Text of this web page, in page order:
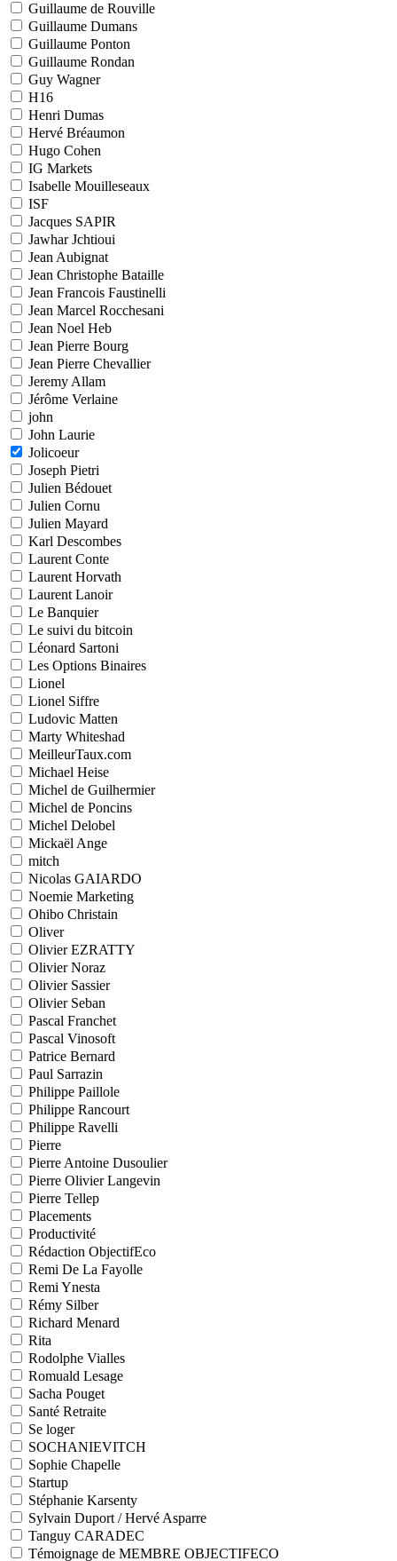
Guillaume de Rouville
Guillaume Dumans
Guillaume Ponton
Guillaume Rondan
Guy Wagner
H16
Henri Dumas
Hervé Bréaumon
Hugo Cohen
IG Markets
Isabelle Mouilleseaux
ISF
Jacques SAPIR
Jawhar Jchtioui
Jean Aubignat
Jean Christophe Bataille
Jean Francois Faustinelli
Jean Marcel Rocchesani
Jean Noel Heb
Jean Pierre Bourg
Jean Pierre Chevallier
Jeremy Allam
Jérôme Verlaine
john
John Laurie
Jolicoeur
Joseph Pietri
Julien Bédouet
Julien Cornu
Julien Mayard
Karl Descombes
Laurent Conte
Laurent Horvath
Laurent Lanoir
Le Banquier
Le suivi du bitcoin
Léonard Sartoni
Les Options Binaires
Lionel
Lionel Siffre
Ludovic Matten
Marty Whiteshad
MeilleurTaux.com
Michael Heise
Michel de Guilhermier
Michel de Poncins
Michel Delobel
Mickaël Ange
mitch
Nicolas GAIARDO
Noemie Marketing
Ohibo Christain
Oliver
Olivier EZRATTY
Olivier Noraz
Olivier Sassier
Olivier Seban
Pascal Franchet
Pascal Vinosoft
Patrice Bernard
Paul Sarrazin
Philippe Paillole
Philippe Rancourt
Philippe Ravelli
Pierre
Pierre Antoine Dusoulier
Pierre Olivier Langevin
Pierre Tellep
Placements
Productivité
Rédaction ObjectifEco
Remi De La Fayolle
Remi Ynesta
Rémy Silber
Richard Menard
Rita
Rodolphe Vialles
Romuald Lesage
Sacha Pouget
Santé Retraite
Se loger
SOCHANIEVITCH
Sophie Chapelle
Startup
Stéphanie Karsenty
Sylvain Duport / Hervé Asparre
Tanguy CARADEC
Témoignage de MEMBRE OBJECTIFECO